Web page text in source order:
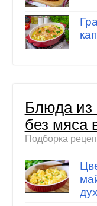
Блюда из
без мяса
Подборка